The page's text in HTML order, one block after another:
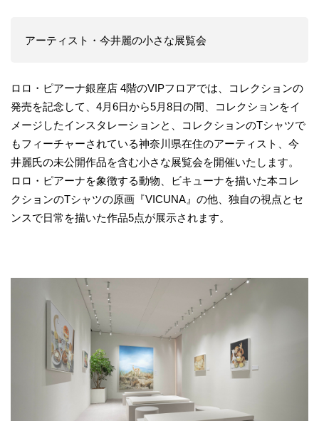
アーティスト・今井麗の小さな展覧会
ロロ・ピアーナ銀座店 4階のVIPフロアでは、コレクションの
発売を記念して、4月6日から5月8日の間、コレクションをイ
メージしたインスタレーションと、コレクションのTシャツで
もフィーチャーされている神奈川県在住のアーティスト、今
井麗氏の未公開作品を含む小さな展覧会を開催いたします。
ロロ・ピアーナを象徴する動物、ビキューナを描いた本コレ
クションのTシャツの原画『VICUNA』の他、独自の視点とセ
ンスで日常を描いた作品5点が展示されます。